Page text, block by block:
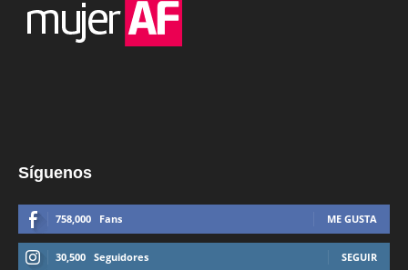
Síguenos
758,000 Fans ME GUSTA
30,500 Seguidores SEGUIR